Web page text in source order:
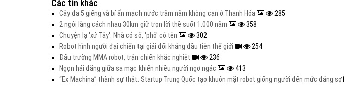
Các tin khác
Cây đa 5 giếng và bí ẩn mạch nước trăm năm không cạn ở Thanh Hóa
285
2 ngôi làng cách nhau 30km giữ trọn lời thề suốt 1.000 năm
358
Chuyện lạ 'xứ Tây': Nhà có số, 'phố' có tên
302
Robot hình người đại chiến tại giải đối kháng đầu tiên thế giới
254
Đấu trường MMA robot, trận chiến khắc nghiệt
236
Ngọn hải đăng giữa sa mạc khiến nhiều người ngơ ngác
413
“Ex Machina” thành sự thật: Startup Trung Quốc tạo khuôn mặt robot giống người đến mức đáng sợ